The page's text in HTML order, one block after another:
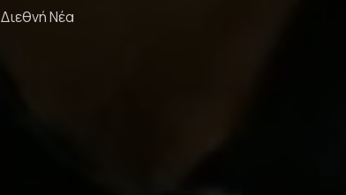
Διεθνή Νέα